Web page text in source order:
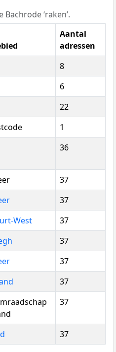
‘raken’.
Aantal
adressen
8
6
22
1
36
37
37
West
37
37
37
37
37
37